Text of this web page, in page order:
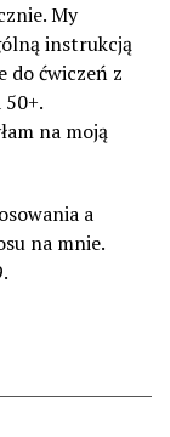
My
instrukcją
do ćwiczeń z
na moją
a
na mnie.